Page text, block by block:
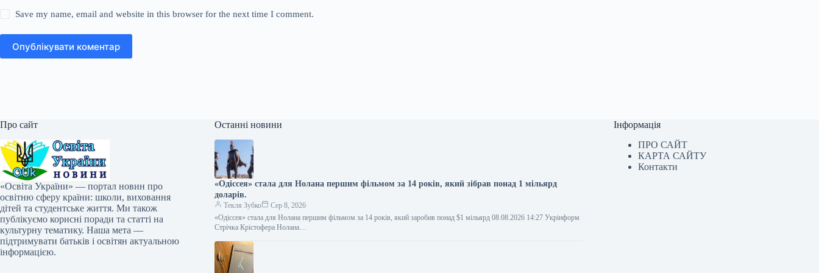
Save my name, email and website in this browser for the next time I comment.
Опублікувати коментар
Про сайт
«Освіта України» — портал новин про
освітню сферу країни: школи, виховання
дітей та студентське життя. Ми також
публікуємо корисні поради та статті на
культурну тематику. Наша мета —
підтримувати батьків і освітян актуальною
інформацією.
Останні новини
«Одіссея» стала для Нолана першим фільмом за 14 років, який зібрав понад 1 мільярд
доларів.
Текля Зубко
Сер 8, 2026
«Одіссея» стала для Нолана першим фільмом за 14 років, який заробив понад $1 мільярд 08.08.2026 14:27 Укрінформ
Стрічка Крістофера Нолана…
Інформація
ПРО САЙТ
КАРТА САЙТУ
Контакти